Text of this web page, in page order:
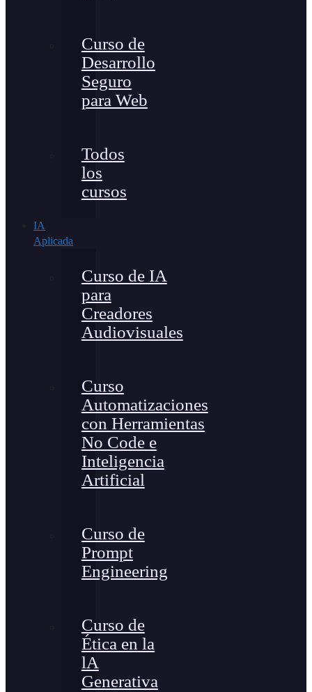
Curso de
Desarrollo
Seguro
para Web
Todos
los
cursos
IA
Aplicada
Curso de IA
para
Creadores
Audiovisuales
Curso
Automatizaciones
con Herramientas
No Code e
Inteligencia
Artificial
Curso de
Prompt
Engineering
Curso de
Ética en la
lA
Generativa